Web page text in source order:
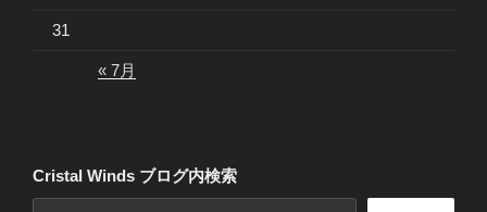
31
« 7月
Cristal Winds ブログ内検索